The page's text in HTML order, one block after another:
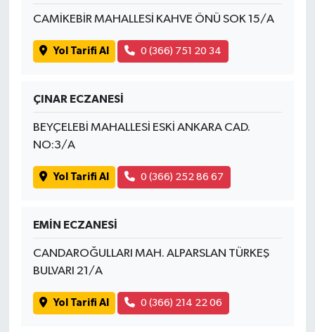
CAMİKEBİR MAHALLESİ KAHVE ÖNÜ SOK 15/A
Yol Tarifi Al 0 (366) 751 20 34
ÇINAR ECZANESİ
BEYÇELEBİ MAHALLESİ ESKİ ANKARA CAD.
NO:3/A
Yol Tarifi Al 0 (366) 252 86 67
EMİN ECZANESİ
CANDAROĞULLARI MAH. ALPARSLAN TÜRKEŞ
BULVARI 21/A
Yol Tarifi Al 0 (366) 214 22 06